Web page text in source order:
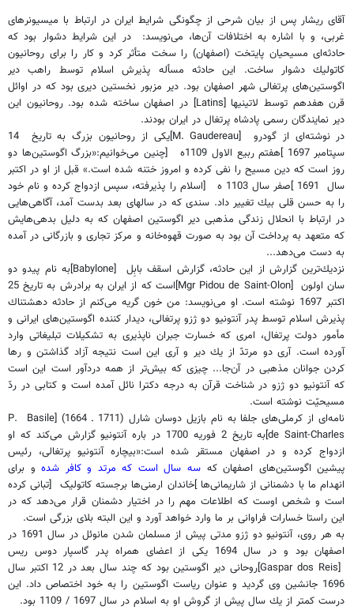
آقاى ريشار پس از بيان شرحى از چگونگى شرايط ايران در ارتباط با ميسيونرهاى
غربى، و با اشاره به اختلافات آن‌ها، مى‌نويسد:
در اين شرايط دشوار بود كه
حادثه‌اى مسيحيان پايتخت (اصفهان) را سخت متأثر كرد و كار را براى روحانيون
كاتوليك دشوار ساخت. اين حادثه مسأله پذيرش اسلام توسط راهب دير
اگوستين‌هاى پرتغالى شهر اصفهان بود. دير مزبور نخستين ديرى بود كه در اوائل
قرن هفدهم توسط لاتينيها[Latins]
در اصفهان ساخته شده بود. روحانيون اين
دير نمايندگان رسمى پادشاه پرتغال در ايران بودند.
در نوشته‌اى از گودرو
[M. Gaudereau] يكى از روحانيون بزرگ به تاريخ
14
سپتامبر 1697
]هفتم ربيع الاول 1109ه [چنين مى‌خوانيم:«بزرگ اگوستين‌ها دو
روز است كه دين مسيح را نفى كرده و امروز ختنه شده است.» قبل از او در اكتبر
سال
1691
]صفر سال 1103 ه [اسلام را پذيرفته، سپس ازدواج كرده و نام خود
را به حسن قلى بيك تغيير داد. سندى كه در سالهاى بعد بدست آمد، آگاهى‌هايى
در ارتباط با انحلال زندگى مذهبى دير اگوستين اصفهان كه به دليل بدهى‌هايش
كه متعهد به پرداخت آن بود به صورت قهوه‌خانه و مركز تجارى و بازرگانى در آمده
به دست مى‌دهد...
نزديك‌ترين گزارش از اين حادثه، گزارش اسقف بابِل
[Babylone]
به نام پيدو دو
سان اولون [Mgr Pidou de Saint-Olon]
است كه از ايران به برادرش به تاريخ 25
اكتبر 1697 نوشته است. او مى‌نويسد: من خون گريه مى‌كنم از حادثه دهشتناك
پذيرش اسلام توسط پدر آنتونيو دو ژزو پرتغالى، ديدار كننده اگوستين‌هاى ايرانى و
مأمور دولت پرتغال، امرى كه خسارت جبران ناپذيرى به تشكيلات تبليغاتى وارد
آورده است. آرى دو مرتدّ از يك دير و آرى اين است نتيجه آزاد گذاشتن و رها
كردن جوانان مذهبى در آن‌جا... چيزى كه بيش‌تر از همه دردآور است اين است
كه آنتونيو دو ژزو در شناخت قرآن به درجه دكترا نائل آمده است و كتابى در ردّ
مسيحيّت نوشته است.
نامه‌اى از كرملى‌هاى جلفا به نام بازيل دوسان شارل (1711 ـ 1664)
[P.
Basile
de Saint-Charles]
به تاريخ 2 فوريه 1700 در باره آنتونيو گزارش مى‌كند كه او
ازدواج كرده و در اصفهان مستقر شده است:«بيچاره آنتونيو پرتغالى، رئيس
پيشين اگوستين‌هاى اصفهان كه سه سال است كه مرتد و كافر شدهو براى
انهدام ما با دشمنانى از شاريمانى‌ها]خاندان ارمنى‌ها برجسته كاتوليک [تبانى كرده
است و شخص اوست كه اطلاعات مهم را در اختيار دشمنان قرار مى‌دهد كه در
اين راستا خسارات فراوانى بر ما وارد خواهد آورد و اين البته بلاى بزرگى است.
به هر روى، آنتونيو دو ژزو مدتى پيش از مسلمان شدن مانوئل در سال 1691 در
اصفهان بود و در سال 1694 يكى از اعضاى همراه پدر گاسپار دوس ريس
[Gaspar dos Reis]
روحانى دير اگوستين بود كه چند سال بعد در 12 اكتبر سال
1696 جانشين وى گرديد و عنوان رياست اگوستين را به خود اختصاص داد. اين
درست كمتر از يك سال پيش از گروش او به اسلام در سال 1697 / 1109 بود.